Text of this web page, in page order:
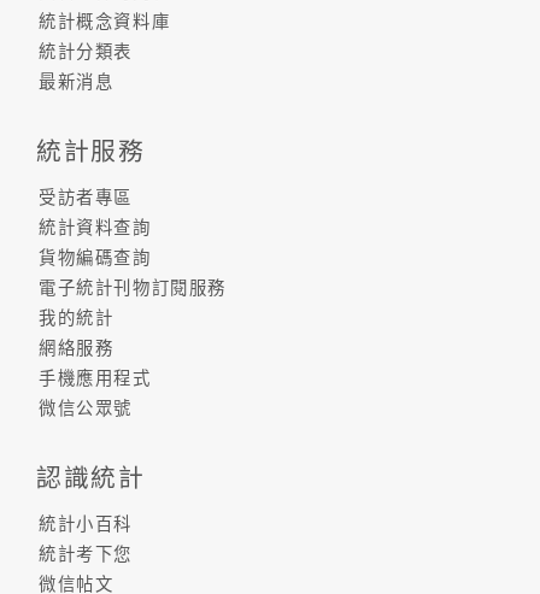
統計概念資料庫
統計分類表
最新消息
統計服務
受訪者專區
統計資料查詢
貨物編碼查詢
電子統計刊物訂閱服務
我的統計
網絡服務
手機應用程式
微信公眾號
認識統計
統計小百科
統計考下您
微信帖文